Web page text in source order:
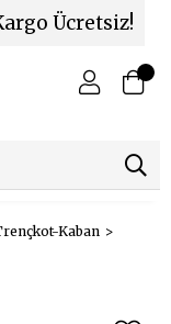
Ücretsiz!
Kaban